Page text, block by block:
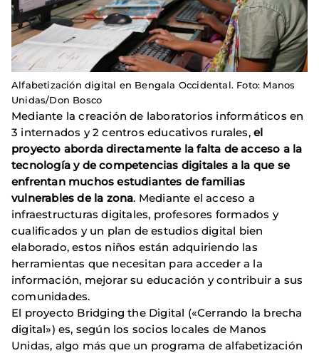
Alfabetización digital en Bengala Occidental. Foto: Manos
Unidas/Don Bosco
Mediante la creación de laboratorios informáticos en
3 internados y 2 centros educativos rurales,el
proyecto aborda directamente la falta de acceso a la
tecnología y de competencias digitales a la que se
enfrentan muchos estudiantes de familias
vulnerables de la zona. Mediante el acceso a
infraestructuras digitales, profesores formados y
cualificados y un plan de estudios digital bien
elaborado, estos niños están adquiriendo las
herramientas que necesitan para acceder a la
información, mejorar su educación y contribuir a sus
comunidades.
El proyecto Bridging the Digital («Cerrando la brecha
digital») es, según los socios locales de Manos
Unidas, algo más que un programa de alfabetización